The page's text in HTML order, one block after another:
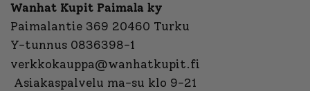
Wanhat Kupit Paimala ky
Paimalantie 369 20460 Turku
Y-tunnus 0836398-1
verkkokauppa@wanhatkupit.fi
Asiakaspalvelu ma-su klo 9-21